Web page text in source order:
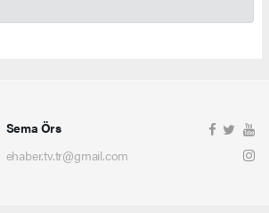
Sema Örs
ehaber.tv.tr@gmail.com